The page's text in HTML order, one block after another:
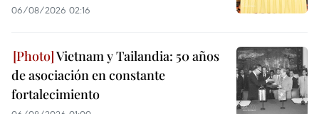
06/08/2026 02:16
Vietnam y Tailandia: 50 años
de asociación en constante
fortalecimiento